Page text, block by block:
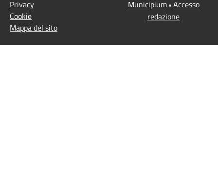
Privacy
Cookie
Mappa del sito
Municipium• Accesso
redazione